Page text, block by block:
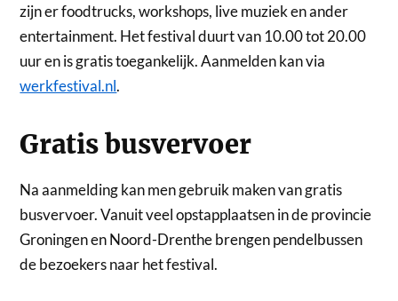
zijn er foodtrucks, workshops, live muziek en ander
entertainment. Het festival duurt van 10.00 tot 20.00
uur en is gratis toegankelijk. Aanmelden kan via
werkfestival.nl.
Gratis busvervoer
Na aanmelding kan men gebruik maken van gratis
busvervoer. Vanuit veel opstapplaatsen in de provincie
Groningen en Noord-Drenthe brengen pendelbussen
de bezoekers naar het festival.